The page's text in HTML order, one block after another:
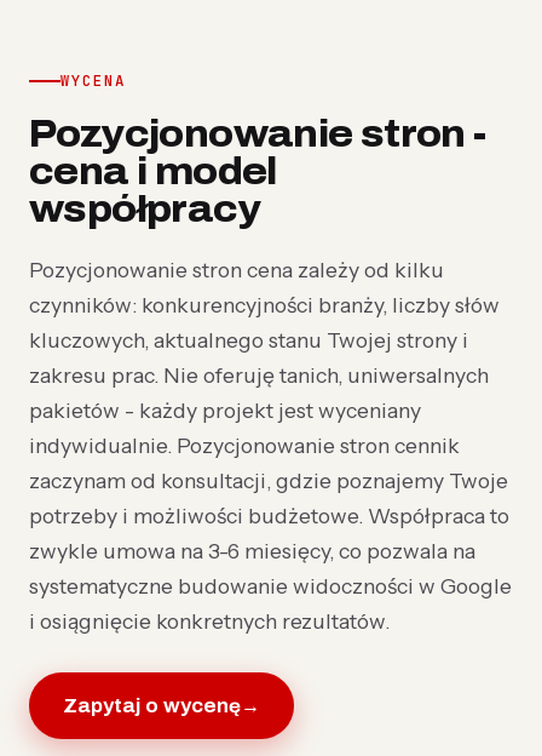
WYCENA
Pozycjonowanie stron -
cena i model
współpracy
Pozycjonowanie stron cena zależy od kilku
czynników: konkurencyjności branży, liczby słów
kluczowych, aktualnego stanu Twojej strony i
zakresu prac. Nie oferuję tanich, uniwersalnych
pakietów - każdy projekt jest wyceniany
indywidualnie. Pozycjonowanie stron cennik
zaczynam od konsultacji, gdzie poznajemy Twoje
potrzeby i możliwości budżetowe. Współpraca to
zwykle umowa na 3-6 miesięcy, co pozwala na
systematyczne budowanie widoczności w Google
i osiągnięcie konkretnych rezultatów.
Zapytaj o wycenę→